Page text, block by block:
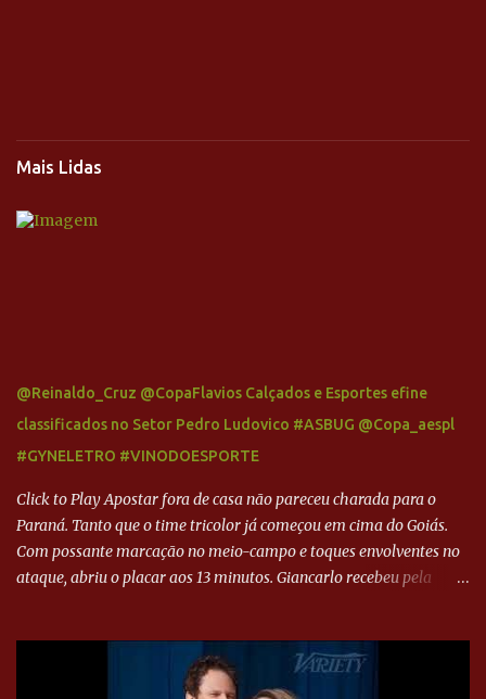
Mais Lidas
@Reinaldo_Cruz @CopaFlavios Calçados e Esportes efine
classificados no Setor Pedro Ludovico #ASBUG @Copa_aespl
#GYNELETRO #VINODOESPORTE
Click to Play Apostar fora de casa não pareceu charada para o
Paraná. Tanto que o time tricolor já começou em cima do Goiás.
Com possante marcação no meio-campo e toques envolventes no
ataque, abriu o placar aos 13 minutos. Giancarlo recebeu pela
Paraná ampliou a vantagem aos 21 minutos. Éverton Garroni
desviou cruzamento de cabeça e, mesmo de costas, incidiu o canto